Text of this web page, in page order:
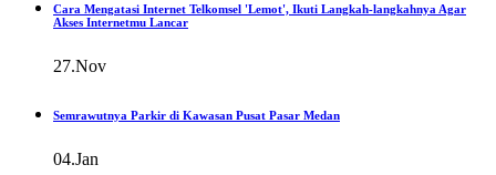
Cara Mengatasi Internet Telkomsel 'Lemot', Ikuti Langkah-langkahnya Agar
Akses Internetmu Lancar
27.Nov
Semrawutnya Parkir di Kawasan Pusat Pasar Medan
04.Jan